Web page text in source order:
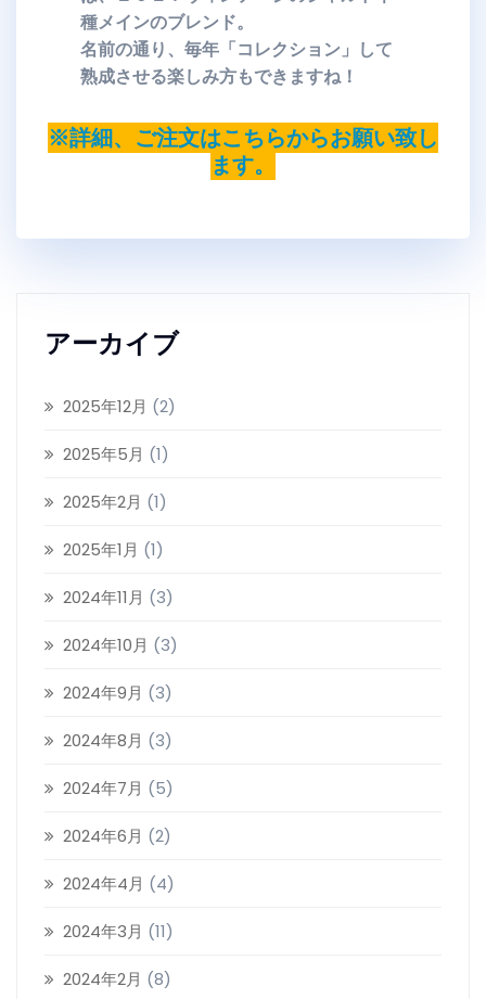
種メインのブレンド。
名前の通り、毎年「コレクション」して
熟成させる楽しみ方もできますね！
※詳細、ご注文はこちらからお願い致し
ます。
アーカイブ
2025年12月 (2)
2025年5月 (1)
2025年2月 (1)
2025年1月 (1)
2024年11月 (3)
2024年10月 (3)
2024年9月 (3)
2024年8月 (3)
2024年7月 (5)
2024年6月 (2)
2024年4月 (4)
2024年3月 (11)
2024年2月 (8)